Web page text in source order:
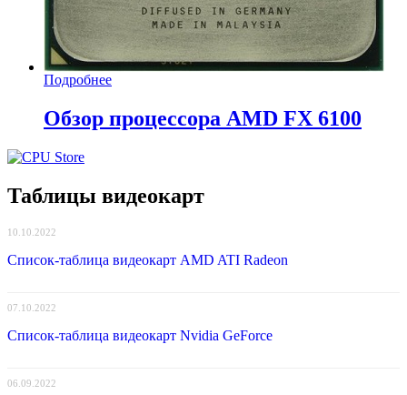
Подробнее
Обзор процессора AMD FX 6100
Таблицы видеокарт
10.10.2022
Список-таблица видеокарт AMD ATI Radeon
07.10.2022
Список-таблица видеокарт Nvidia GeForce
06.09.2022